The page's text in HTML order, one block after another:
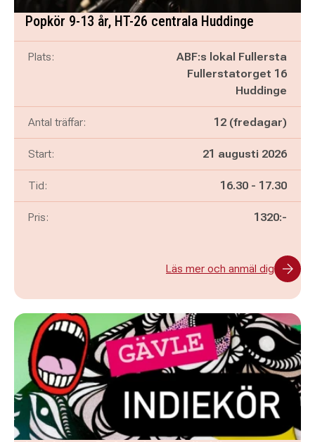
Popkör 9-13 år, HT-26 centrala Huddinge
Plats:
ABF:s lokal Fullersta
Fullerstatorget 16
Huddinge
Antal träffar: 12 (fredagar)
Start: 21 augusti 2026
Tid: Pågår mellan
16.30 - och
17.30
Pris: 1320:-
Läs mer och anmäl dig